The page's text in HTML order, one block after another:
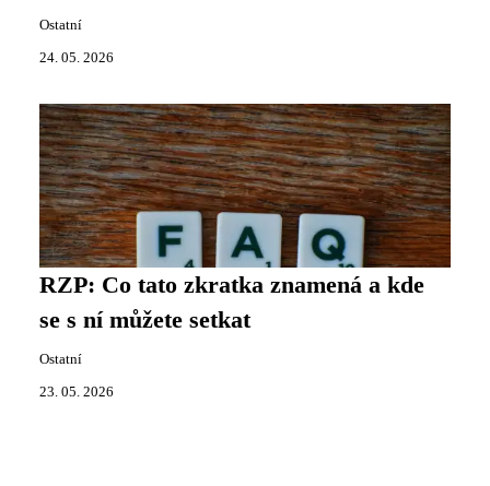
Ostatní
24. 05. 2026
RZP: Co tato zkratka znamená a kde
se s ní můžete setkat
Ostatní
23. 05. 2026